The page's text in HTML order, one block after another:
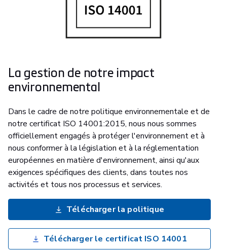
La gestion de notre impact
environnemental
Dans le cadre de notre politique environnementale et de
notre certificat ISO 14001:2015, nous nous sommes
officiellement engagés à protéger l'environnement et à
nous conformer à la législation et à la réglementation
européennes en matière d'environnement, ainsi qu'aux
exigences spécifiques des clients, dans toutes nos
activités et tous nos processus et services.
Télécharger la politique
Télécharger le certificat ISO 14001